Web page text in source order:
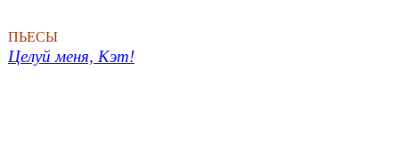
ПЬЕСЫ
Целуй меня, Кэт!